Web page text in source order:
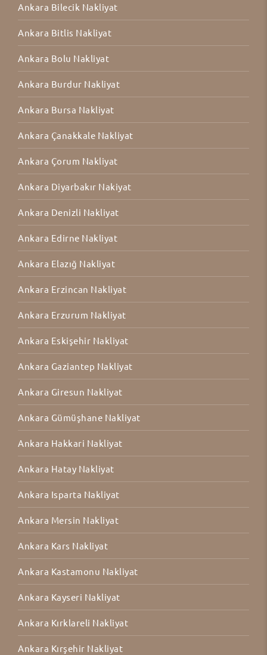
Ankara Bilecik Nakliyat
Ankara Bitlis Nakliyat
Ankara Bolu Nakliyat
Ankara Burdur Nakliyat
Ankara Bursa Nakliyat
Ankara Çanakkale Nakliyat
Ankara Çorum Nakliyat
Ankara Diyarbakır Nakiyat
Ankara Denizli Nakliyat
Ankara Edirne Nakliyat
Ankara Elazığ Nakliyat
Ankara Erzincan Nakliyat
Ankara Erzurum Nakliyat
Ankara Eskişehir Nakliyat
Ankara Gaziantep Nakliyat
Ankara Giresun Nakliyat
Ankara Gümüşhane Nakliyat
Ankara Hakkari Nakliyat
Ankara Hatay Nakliyat
Ankara Isparta Nakliyat
Ankara Mersin Nakliyat
Ankara Kars Nakliyat
Ankara Kastamonu Nakliyat
Ankara Kayseri Nakliyat
Ankara Kırklareli Nakliyat
Ankara Kırşehir Nakliyat